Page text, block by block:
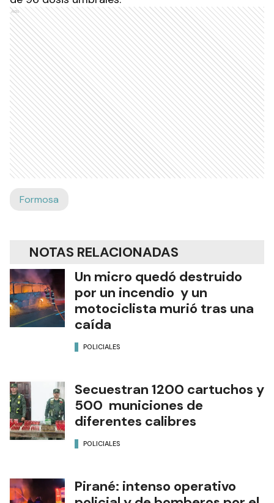
Ads
Formosa
NOTAS RELACIONADAS
Un micro quedó destruido
por un incendio y un
motociclista murió tras una
caída
POLICIALES
Secuestran 1200 cartuchos y
500 municiones de
diferentes calibres
POLICIALES
Pirané: intenso operativo